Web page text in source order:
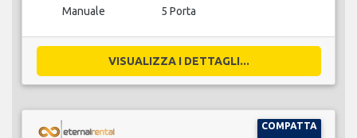
Manuale 5 Porta
VISUALIZZA I DETTAGLI...
COMPATTA